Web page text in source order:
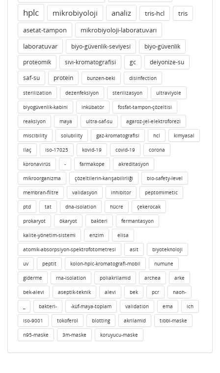
hplc mikrobiyoloji analiz tris-hcl
tris
asetat-tampon
mikrobiyoloji-laboratuvarı
laboratuvar
biyo-güvenlik-seviyesi
biyo-güvenlik
proteomik
sıvı-kromatografisi gc
deiyonize-su
saf-su
protein bunzen-beki disinfection
sterilization dezenfeksiyon sterilizasyon ultraviyole
biyogüvenlik-kabini inkübatör fosfat-tampon-çözeltisi
reaksiyon maya ultra-saf-su agaroz-jel-elektroforezi
miscibility solubility gaz-kromatografisi hcl kimyasal
ilaç iso-17025 kovid-19 covid-19 corona
koronavirüs - farmakope akreditasyon
mikroorganizma çözeltilerin-karışabilirliği bio-safety-level
membran-filtre validasyon inhibitor peptomimetic
ptd tat dna-isolation hücre çekerocak
prokaryot ökaryot bakteri fermantasyon
kalite-yönetim-sistemi enzim elisa
atomik-absorpsiyon-spektrofotometresi asit biyoteknoloji
uv peptit kolon-hplc-kromatografi-mobil numune
giderme rna-isolation poliakrilamid archea arke
bek-alevi aseptik-teknik alevi bek pcr naoh-
bakteri- -küf-maya-toplam validation ema ich
iso-9001 tokoferol blotting akrilamid tıbbi-maske
n95-maske 3m-maske koruyucu-maske